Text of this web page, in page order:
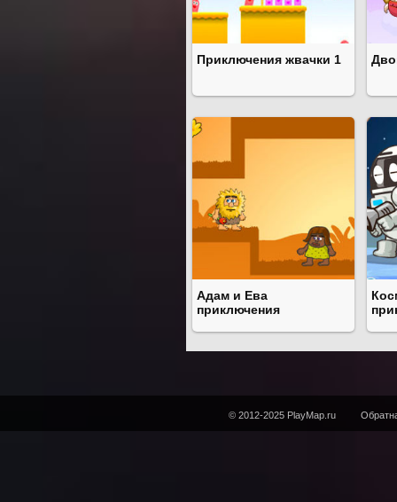
Приключения жвачки 1
Адам и Ева
приключения
© 2012-2025 PlayMap.ru